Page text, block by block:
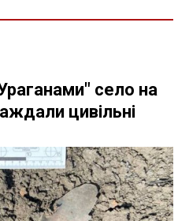
село на
цивільні